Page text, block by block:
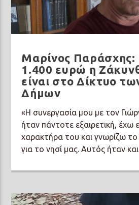
BANDA MAGDA
Prisma Radio 90,2
Μαρίνος Παράσχης:
1.400 ευρώ η
είναι στο Δίκτυο
Δήμων
«Η συνεργασία μου με τον
ήταν πάντοτε εξαιρετική, έχω
χαρακτήρα του και γνωρίζω
για το νησί μας. Αυτός ήταν